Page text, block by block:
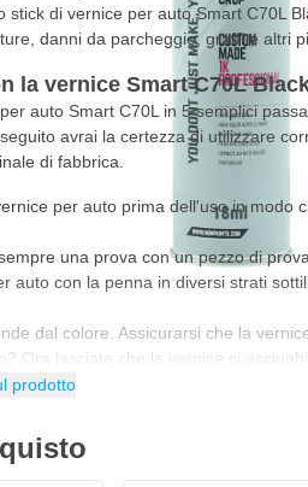
stick di vernice per auto Smart C70L
danni da parcheggio, graffi e altri
la vernice Smart C70L
auto Smart C70L in 5 semplici
avrai la certezza di utilizzare
di fabbrica.
per auto prima dell'uso in modo
una prova con un pezzo di
auto con la penna in diversi strati
dal colore. Assicurarsi che la
Ora lasciate che la vernice si
per auto dipende dalla temperatura,
si utilizza la penna per vernice per
prodotto